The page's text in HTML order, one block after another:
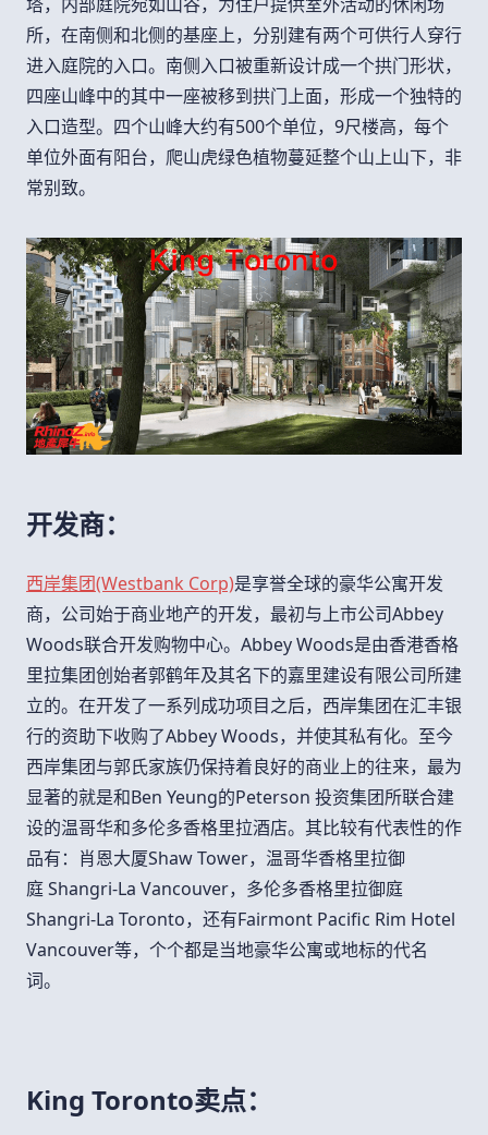
所，在南侧和北侧的基座上，分别建有两个可供行人穿行
进入庭院的入口。南侧入口被重新设计成一个拱门形状，
四座山峰中的其中一座被移到拱门上面，形成一个独特的
入口造型。四个山峰大约有500个单位， 9尺楼高，每个
单位外面有阳台，爬山虎绿色植物蔓延整个山上山下，非
常别致。
开发商：
西岸集团(Westbank Corp)是享誉全球的豪华公寓开发
商，公司始于商业地产的开发，最初与上市公司Abbey
Woods联合开发购物中心。 Abbey Woods是由香港香格
里拉集团创始者郭鹤年及其名下的嘉里建设有限公司所建
立的。在开发了一系列成功项目之后，西岸集团在汇丰银
行的资助下收购了Abbey Woods，并使其私有化。至今
西岸集团与郭氏家族仍保持着良好的商业上的往来，最为
显著的就是和Ben Yeung的Peterson 投资集团所联合建
设的温哥华和多伦多香格里拉酒店。其比较有代表性的作
品有：肖恩大厦Shaw Tower，温哥华香格里拉御
庭Shangri-La Vancouver，多伦多香格里拉御庭
Shangri-La Toronto，还有Fairmont Pacific Rim Hotel
Vancouver等，个个都是当地豪华公寓或地标的代名
词。
King Toronto卖点：